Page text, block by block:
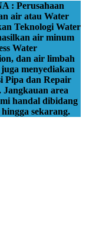
: Perusahaan
air atau Water
Teknologi Water
air minum
Water
dan air limbah
menyediakan
Pipa dan Repair
area
handal dibidang
sekarang.